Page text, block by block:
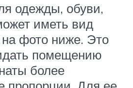
одежды, обуви,
иметь вид
на фото ниже. Это
помещению
более